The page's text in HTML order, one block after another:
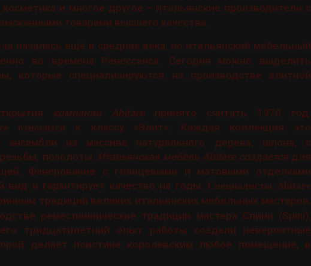
и многое другое – итальянские производители с
товарами высшего качества.
началась ещё в средние века, но итальянский мебельный
во времена Ренессанса. Сегодня можно выделить
которые специализируются на производстве элитной
компании Abitareпринято считать 1970 год.
относится
к классу «Элит». Каждая коллекция это
ансамбли из массива натурального дерева, шпона, с
позолоты. Итальянская мебель Abitare создаетсядля
Фанерование с глянцевыми и матовыми отделками
и гарантирует качество на годы.
Специалисты Abitare
традиций великих итальянских мебельных мастеров.
ремесленнические традиции мастера Спини (Spini),
тридцатилетний опыт работы создали невероятные
делает поистине королевским любое помещение, в